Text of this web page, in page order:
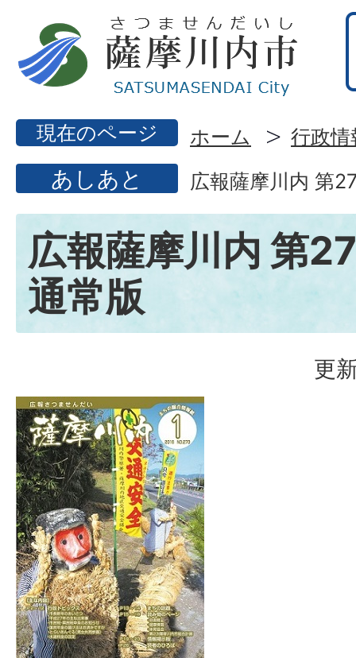
現在のページ ホーム 行政情
あしあと 広報薩摩川内 第
広報薩摩川内 第
通常版
更